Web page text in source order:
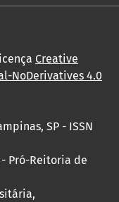
Creative
NoDerivatives 4.0
SP - ISSN
Pró-Reitoria de